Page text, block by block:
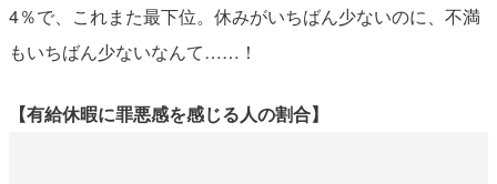
4％で、これまた最下位。休みがいちばん少ないのに、不満
もいちばん少ないなんて……！
【有給休暇に罪悪感を感じる人の割合】